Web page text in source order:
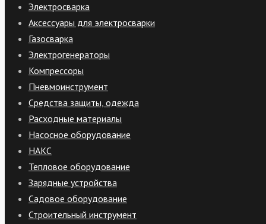
Электросварка
Аксессуары для электросварки
Газосварка
Электрогенераторы
Компрессоры
Пневмоинструмент
Средства защиты, одежда
Расходные материалы
Насосное оборудование
НАКС
Тепловое оборудование
Зарядные устройства
Садовое оборудование
Строительный инструмент